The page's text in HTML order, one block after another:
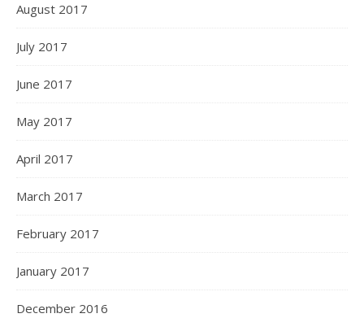
August 2017
July 2017
June 2017
May 2017
April 2017
March 2017
February 2017
January 2017
December 2016